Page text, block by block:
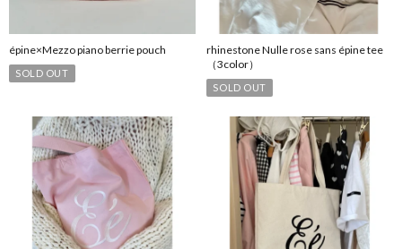
épine×Mezzo piano berrie pouch
SOLD OUT
rhinestone Nulle rose sans épine tee
（3color）
SOLD OUT